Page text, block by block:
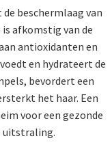
beschermlaag van
afkomstig van de
antioxidanten en
en hydrateert de
bevordert een
het haar. Een
voor een gezonde
uitstraling.